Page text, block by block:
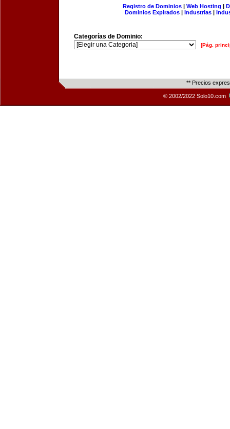
Registro de Dominios| Web Hosting |
Dominios Expirados | Industrias |
Categorías de Dominio:
[Pág.
** Precios
© 2002/2022 Solo10.com